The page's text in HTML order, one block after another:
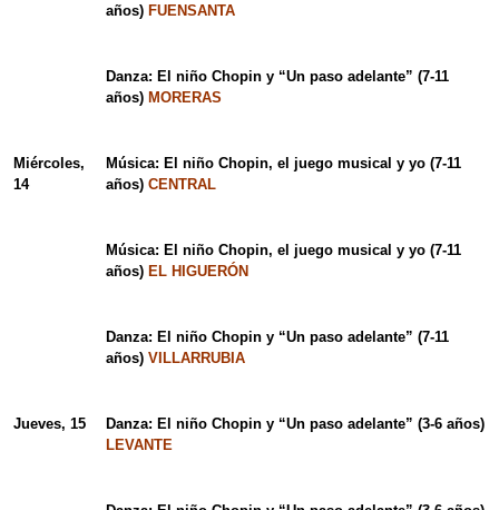
años) FUENSANTA
Danza: El niño Chopin y “Un paso adelante” (7-11
años) MORERAS
Miércoles,
14
Música: El niño Chopin, el juego musical y yo (7-11
años) CENTRAL
Música: El niño Chopin, el juego musical y yo (7-11
años) EL HIGUERÓN
Danza: El niño Chopin y “Un paso adelante” (7-11
años) VILLARRUBIA
Jueves, 15
Danza: El niño Chopin y “Un paso adelante” (3-6 años)
LEVANTE